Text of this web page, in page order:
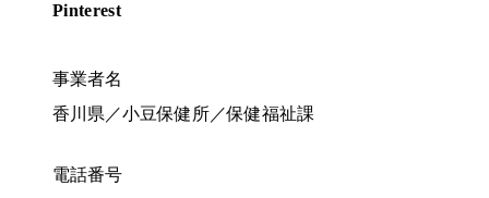
Pinterest
事業者名
香川県／小豆保健所／保健福祉課
電話番号